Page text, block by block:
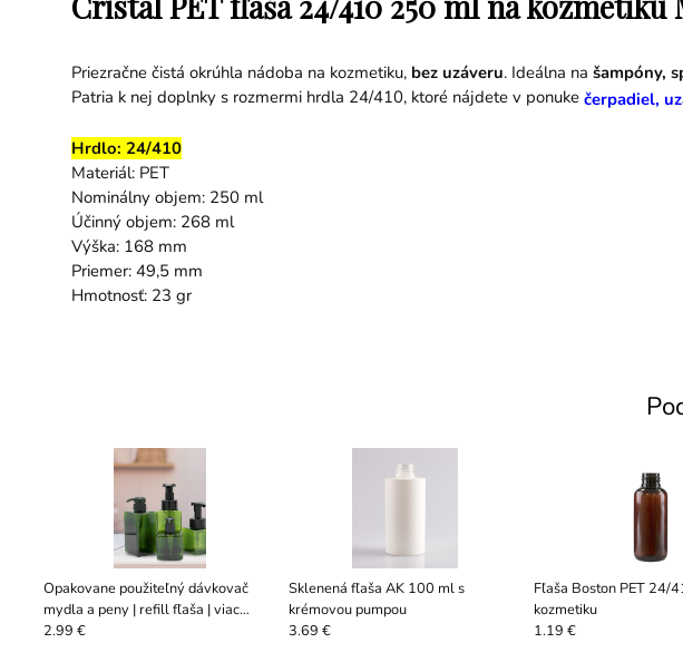
Priezračne čistá okrúhla nádoba na kozmetiku,bez uzáveru. Ideálna na šampóny,
Patria k nej doplnky s rozmermi hrdla 24/410, ktoré nájdete v ponukečerpadiel,
Hrdlo: 24/410
Materiál: PET
Nominálny objem: 250 ml
Účinný objem: 268 ml
Výška: 168 mm
Priemer: 49,5 mm
Hmotnosť: 23 gr
Opakovane použiteľný dávkovač
mydla a peny | refill fľaša | viac
druhov
2.99 €
Sklenená fľaša AK 100 ml s
krémovou pumpou
3.69 €
Fľaša Boston PET 24/
kozmetiku
1.19 €